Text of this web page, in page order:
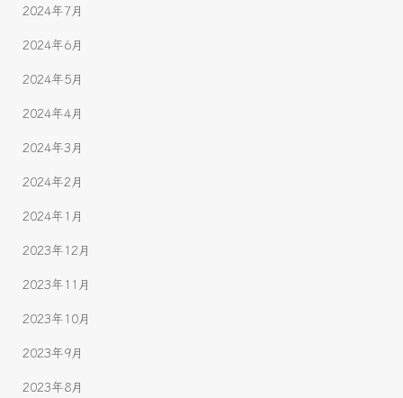
2024年7月
2024年6月
2024年5月
2024年4月
2024年3月
2024年2月
2024年1月
2023年12月
2023年11月
2023年10月
2023年9月
2023年8月